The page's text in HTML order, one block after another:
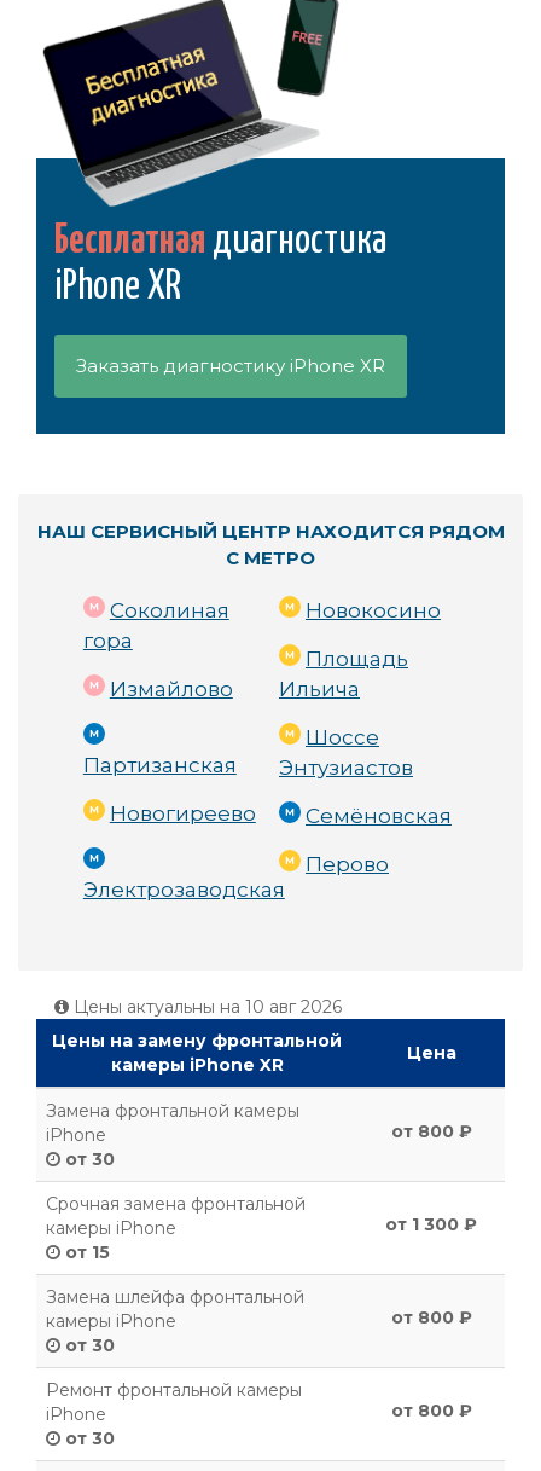
Бесплатная диагностика
iPhone XR
Заказать диагностику iPhone XR
НАШ СЕРВИСНЫЙ ЦЕНТР НАХОДИТСЯ РЯДОМ
С МЕТРО
Соколиная
гора
Измайлово
Партизанская
Новогиреево
Электрозаводская
Новокосино
Площадь
Ильича
Шоссе
Энтузиастов
Семёновская
Перово
Цены актуальны на 10 авг 2026
Цены на замену фронтальной
камеры iPhone XR
Цена
Замена фронтальной камеры
iPhone
от 30
от 800 ₽
Срочная замена фронтальной
камеры iPhone
от 15
от 1 300 ₽
Замена шлейфа фронтальной
камеры iPhone
от 30
от 800 ₽
Ремонт фронтальной камеры
iPhone
от 30
от 800 ₽